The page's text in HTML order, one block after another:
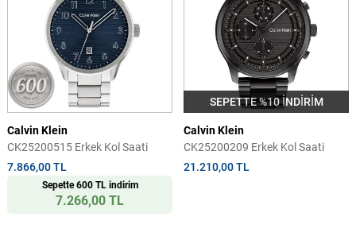
Calvin Klein
CK25200515 Erkek Kol Saati
7.866,00 TL
Sepette 600 TL indirim
7.266,00 TL
SEPETTE %10 İNDİRİM
Calvin Klein
CK25200209 Erkek Kol Saati
21.210,00 TL